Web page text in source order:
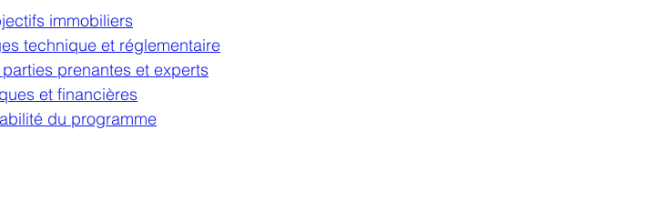
immobiliers
technique et réglementaire
prenantes et experts
et financières
du programme